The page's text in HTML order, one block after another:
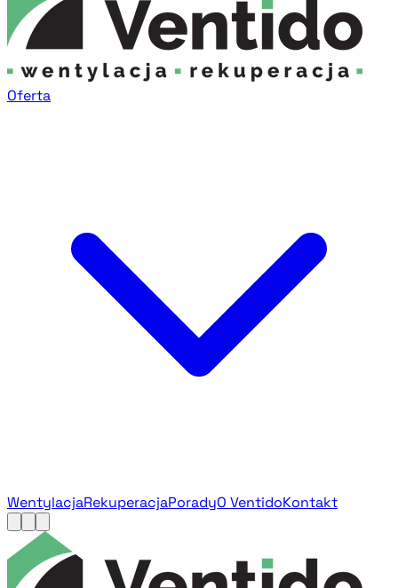
Oferta
WentylacjaRekuperacjaPoradyO VentidoKontakt